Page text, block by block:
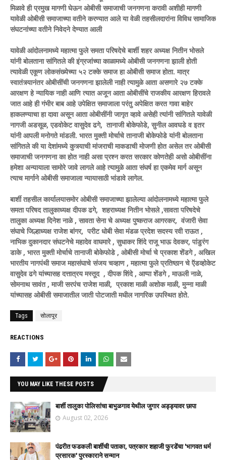
मिळावे ही प्रमुख मागणी घेऊन ओबीसी समाजाची जनगणना करावी अशीही मागणी
यावेळी ओबीसी समाजाच्या वतीने करण्यात आले या वेळी तहसीलदारांना विविध सामाजिक
संघटनांच्या वतीने निवेदने देण्यात आली
यावेळी आंदोलनामध्ये महात्मा फुले समता परिषदेचे बार्शी शहर अध्यक्ष नितीन भोसले
यांनी बोलताना सांगितले की इंग्रजांच्या काळामध्ये ओबीसी जनगणना झाली होती
त्यावेळी एकूण लोकसंख्येच्या ५२ टक्के समाज हा ओबीसी समाज होता. मात्र
स्वातंत्र्यानंतर ओबीसींची जनगणना झालेली नाही त्यामुळे आता असणारे २७ टक्के
आरक्षण हे न्यायिक नाही आणि त्यात अजून आता ओबीसींचे राजकीय आरक्षण हिरावले
जात आहे ही गंभीर बाब आहे उपेक्षित समाजाला परंतु अपेक्षित करत गावा बाहेर
हाकलण्याचा हा दावा असून आता ओबीसींनी जागृत व्हावे असेही त्यांनी सांगितले यावेळी
नागजी अडसूळ, एडवोकेट वासुदेव ढगे, तानाजी बोकेफोडे, सुनील आवघडे व इतर
यांनी आपली मनोगते मांडली. भारत मुक्ती मोर्चाचे तानाजी बोकेफोडे यांनी बोलताना
सांगितले की या देशांमध्ये कुत्र्याची मांजराची माकडाची मोजणी होत असेल तर ओबीसी
समाजाची जनगणना का होत नाही असा प्रश्न करत सरकार कोणतेही असो ओबीसींना
हमेशा अन्यायाला सामोरे जावे लागले आहे त्यामुळे आता संघर्ष हा एकमेव मार्ग असून
त्याच मार्गाने ओबीसी समाजाला न्यायासाठी भांडावे लागेल.
बार्शी तहसील कार्यालयासमोर ओबीसी समाजाच्या झालेल्या आंदोलनामध्ये महात्मा फुले
समता परिषद तालुकाध्यक्ष दीपक ढगे, शहराध्यक्ष नितीन भोसले ,सावता परिषदेचे
तालुका अध्यक्ष दिनेश नाळे , सावता सेना चे अध्यक्ष पुष्कराज आगरकर, वंजारी सेवा
संघाचे जिल्हाध्यक्ष राजेश बांगर, परीट धोबी सेवा मंडळ प्रदेश सदस्य रवी राऊत ,
नाभिक दुकानदार संघटनेचे महादेव वाघमारे , सुधाकर शिंदे राजू भाऊ देवकर, पांडुरंग
डाके , भारत मुक्ती मोर्चाचे तानाजी बोकेफोडे , ओबीसी मोर्चा चे प्रकाश शेंडगे , अखिल
भारतीय नागपंथी समाज महासंघाचे संजय चव्हाण , महात्मा फुले प्रतिष्ठान चे ऍडव्होकेट
वासुदेव ढगे यांच्यासह दत्तात्रय मस्तूद , दीपक शिंदे , आप्पा शेंडगे , माऊली नाळे,
सोमनाथ सावंत , माजी सरपंच राजेश माळी, प्रकाश माळी अशोक माळी, मुन्ना माळी
यांच्यासह ओबीसी समाजातील जाती पोटजाती मधील नागरिक उपस्थित होते.
Tags सोलापूर
REACTIONS
YOU MAY LIKE THESE POSTS
बार्शी तालुका पोलिसांचा बाभुळगाव येथील जुगार अड्ड्यावर छापा
August 02, 2026
पंढरीत फडकली बार्शीची पताका, पत्रकार शहाजी फुरडेंचा 'भागवत धर्म
प्रसारक' पुरस्काराने सन्मान